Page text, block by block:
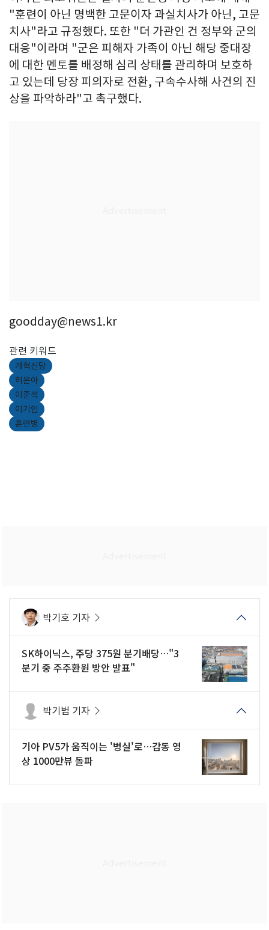
"훈련이 아닌 명백한 고문이자 과실치사가 아닌, 고문
치사"라고 규정했다. 또한 "더 가관인 건 정부와 군의
대응"이라며 "군은 피해자 가족이 아닌 해당 중대장
에 대한 멘토를 배정해 심리 상태를 관리하며 보호하
고 있는데 당장 피의자로 전환, 구속수사해 사건의 진
상을 파악하라"고 촉구했다.
goodday@news1.kr
관련 키워드
개혁신당
허은아
이준석
이기인
훈련병
박기호 기자
SK하이닉스, 주당 375원 분기배당…"3
분기 중 주주환원 방안 발표"
박기범 기자
기아 PV5가 움직이는 '병실'로…감동 영
상 1000만뷰 돌파